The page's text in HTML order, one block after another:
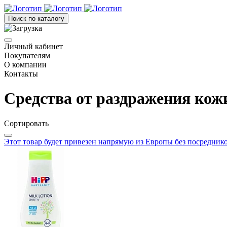
Поиск по каталогу
Личный кабинет
Покупателям
О компании
Контакты
Средства от раздражения
Сортировать
Этот товар будет привезен напрямую из Европы без